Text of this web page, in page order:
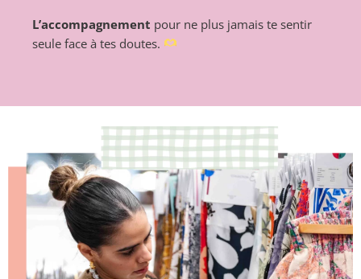
L’accompagnement pour ne plus jamais te sentir
seule face à tes doutes.